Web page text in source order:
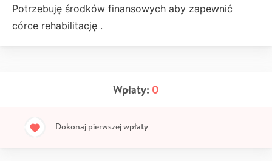
Potrzebuję środków finansowych aby zapewnić
córce rehabilitację .
Wpłaty: 0
Dokonaj pierwszej wpłaty